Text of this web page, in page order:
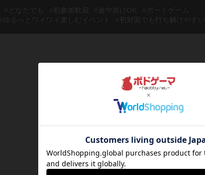
#どなたでも #初参加歓迎 #途中抜けOK
#ボードゲーム
#ゆるっとワイワイ楽しむイベント #初対面でも打ち解けやすい♪